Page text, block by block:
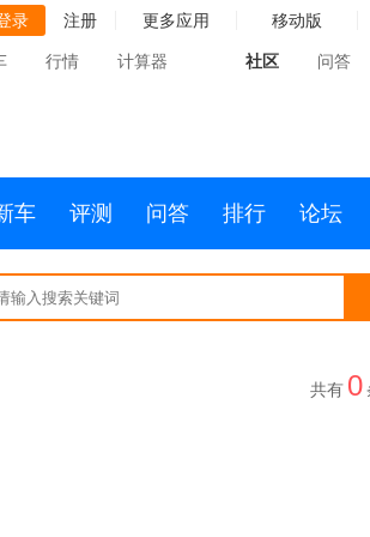
录 注册 更多应用 移动版
行情 计算器 社区 问答
车 评测 问答 排行 论坛
共有 0